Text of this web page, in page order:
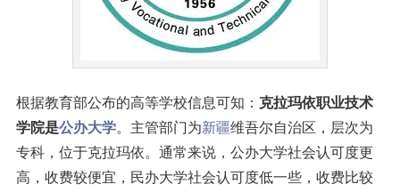
根据教育部公布的高等学校信息可知： 克拉玛依职业技术
学院是公办大学。主管部门为新疆维吾尔自治区，层次为
专科，位于克拉玛依。通常来说，公办大学社会认可度更
高，收费较便宜，民办大学社会认可度低一些，收费比较